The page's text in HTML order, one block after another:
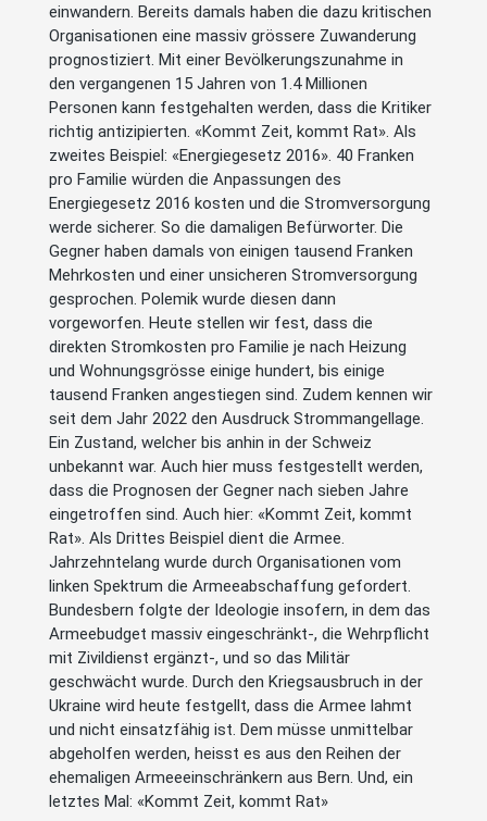
einwandern. Bereits damals haben die dazu kritischen
Organisationen eine massiv grössere Zuwanderung
prognostiziert. Mit einer Bevölkerungszunahme in
den vergangenen 15 Jahren von 1.4 Millionen
Personen kann festgehalten werden, dass die Kritiker
richtig antizipierten. «Kommt Zeit, kommt Rat». Als
zweites Beispiel: «Energiegesetz 2016». 40 Franken
pro Familie würden die Anpassungen des
Energiegesetz 2016 kosten und die Stromversorgung
werde sicherer. So die damaligen Befürworter. Die
Gegner haben damals von einigen tausend Franken
Mehrkosten und einer unsicheren Stromversorgung
gesprochen. Polemik wurde diesen dann
vorgeworfen. Heute stellen wir fest, dass die
direkten Stromkosten pro Familie je nach Heizung
und Wohnungsgrösse einige hundert, bis einige
tausend Franken angestiegen sind. Zudem kennen wir
seit dem Jahr 2022 den Ausdruck Strommangellage.
Ein Zustand, welcher bis anhin in der Schweiz
unbekannt war. Auch hier muss festgestellt werden,
dass die Prognosen der Gegner nach sieben Jahre
eingetroffen sind. Auch hier: «Kommt Zeit, kommt
Rat». Als Drittes Beispiel dient die Armee.
Jahrzehntelang wurde durch Organisationen vom
linken Spektrum die Armeeabschaffung gefordert.
Bundesbern folgte der Ideologie insofern, in dem das
Armeebudget massiv eingeschränkt-, die Wehrpflicht
mit Zivildienst ergänzt-, und so das Militär
geschwächt wurde. Durch den Kriegsausbruch in der
Ukraine wird heute festgellt, dass die Armee lahmt
und nicht einsatzfähig ist. Dem müsse unmittelbar
abgeholfen werden, heisst es aus den Reihen der
ehemaligen Armeeeinschränkern aus Bern. Und, ein
letztes Mal: «Kommt Zeit, kommt Rat»